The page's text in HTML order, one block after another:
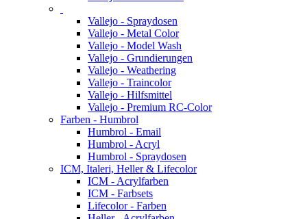
Vallejo - Spraydosen
Vallejo - Metal Color
Vallejo - Model Wash
Vallejo - Grundierungen
Vallejo - Weathering
Vallejo - Traincolor
Vallejo - Hilfsmittel
Vallejo - Premium RC-Color
Farben - Humbrol
Humbrol - Email
Humbrol - Acryl
Humbrol - Spraydosen
ICM, Italeri, Heller & Lifecolor
ICM - Acrylfarben
ICM - Farbsets
Lifecolor - Farben